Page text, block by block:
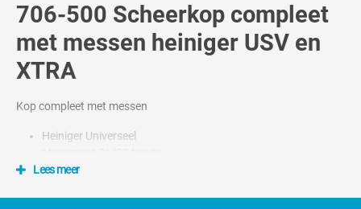
706-500 Scheerkop compleet
met messen heiniger USV en
XTRA
Kop compleet met messen
Heiniger Universeel
Lees meer